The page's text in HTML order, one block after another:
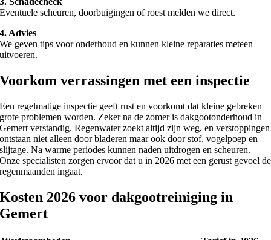
Eventuele scheuren, doorbuigingen of roest melden we direct.
4. Advies
We geven tips voor onderhoud en kunnen kleine reparaties meteen
uitvoeren.
Voorkom verrassingen met een inspectie
Een regelmatige inspectie geeft rust en voorkomt dat kleine gebreken
grote problemen worden. Zeker na de zomer is dakgootonderhoud in
Gemert verstandig. Regenwater zoekt altijd zijn weg, en verstoppingen
ontstaan niet alleen door bladeren maar ook door stof, vogelpoep en
slijtage. Na warme periodes kunnen naden uitdrogen en scheuren.
Onze specialisten zorgen ervoor dat u in 2026 met een gerust gevoel de
regenmaanden ingaat.
Kosten 2026 voor dakgootreiniging in
Gemert